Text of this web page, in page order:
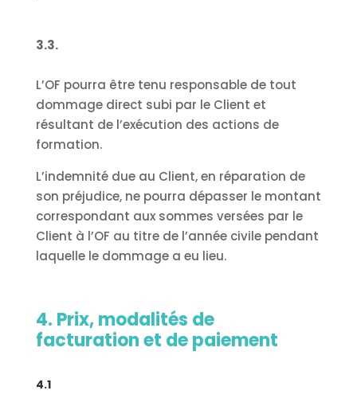
3.3.
L’OF pourra être tenu responsable de tout
dommage direct subi par le Client et
résultant de l’exécution des actions de
formation.
L’indemnité due au Client, en réparation de
son préjudice, ne pourra dépasser le montant
correspondant aux sommes versées par le
Client à l’OF au titre de l’année civile pendant
laquelle le dommage a eu lieu.
4. Prix, modalités de
facturation et de paiement
4.1